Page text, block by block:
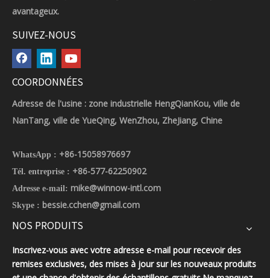
avantageux.
SUIVEZ-NOUS
COORDONNÉES
Adresse de l'usine : zone industrielle HengQianKou, ville de
NanTang, ville de YueQing, WenZhou, ZheJiang, Chine
WhatsApp : +86-15058976697
Tél. entreprise : +86-577-62250902
Adresse e-mail: mike@winnow-intl.com
Skype : bessie.cchen@gmail.com
NOS PRODUITS
Inscrivez-vous avec votre adresse e-mail pour recevoir des
remises exclusives, des mises à jour sur les nouveaux produits